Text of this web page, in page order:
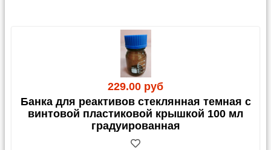
229.00 руб
Банка для реактивов стеклянная темная с
винтовой пластиковой крышкой 100 мл
градуированная